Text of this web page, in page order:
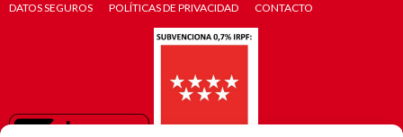
DATOS SEGUROS
POLÍTICAS DE PRIVACIDAD CONTACTO